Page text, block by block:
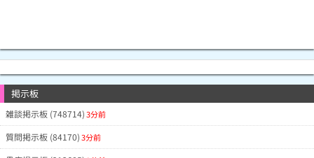
掲示板
雑談掲示板 (748714)3分前
質問掲示板 (84170)3分前